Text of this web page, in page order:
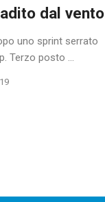
dal vento
uno sprint serrato
Terzo posto ...